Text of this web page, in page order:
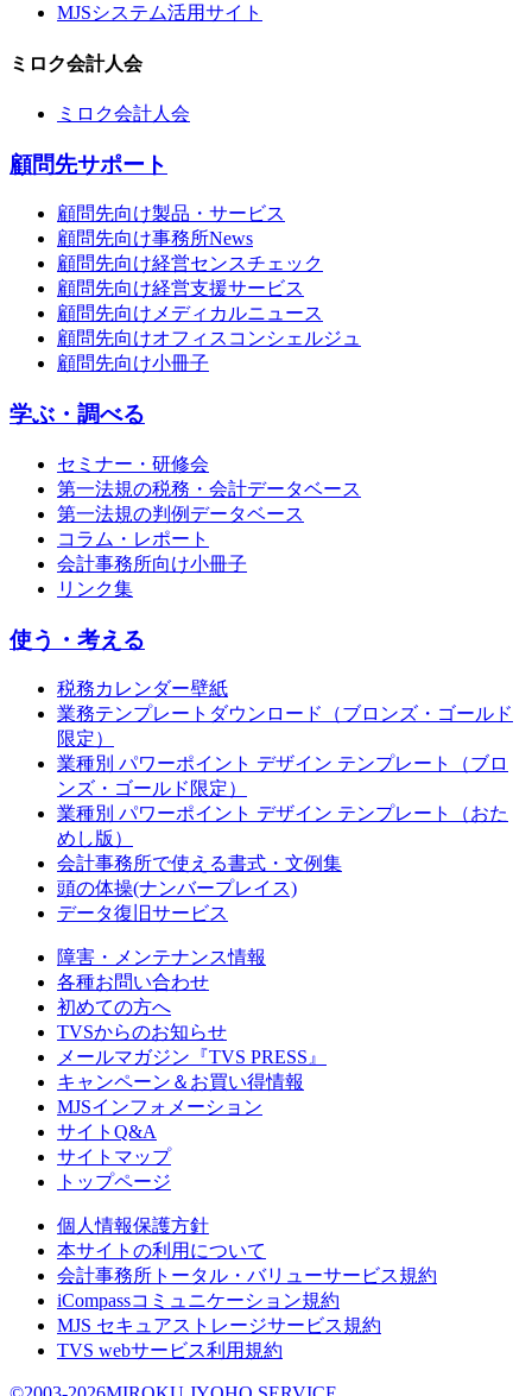
MJSシステム活用サイト
ミロク会計人会
ミロク会計人会
顧問先サポート
顧問先向け製品・サービス
顧問先向け事務所News
顧問先向け経営センスチェック
顧問先向け経営支援サービス
顧問先向けメディカルニュース
顧問先向けオフィスコンシェルジュ
顧問先向け小冊子
学ぶ・調べる
セミナー・研修会
第一法規の税務・会計データベース
第一法規の判例データベース
コラム・レポート
会計事務所向け小冊子
リンク集
使う・考える
税務カレンダー壁紙
業務テンプレートダウンロード（ブロンズ・ゴールド
限定）
業種別 パワーポイント デザイン テンプレート（ブロ
ンズ・ゴールド限定）
業種別 パワーポイント デザイン テンプレート（おた
めし版）
会計事務所で使える書式・文例集
頭の体操(ナンバープレイス)
データ復旧サービス
障害・メンテナンス情報
各種お問い合わせ
初めての方へ
TVSからのお知らせ
メールマガジン『TVS PRESS』
キャンペーン＆お買い得情報
MJSインフォメーション
サイトQ&A
サイトマップ
トップページ
個人情報保護方針
本サイトの利用について
会計事務所トータル・バリューサービス規約
iCompassコミュニケーション規約
MJS セキュアストレージサービス規約
TVS webサービス利用規約